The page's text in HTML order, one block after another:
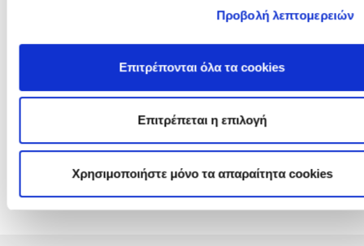
Προβολή λεπτομερειών
Επιτρέπονται όλα τα cookies
Επιτρέπεται η επιλογή
Χρησιμοποιήστε μόνο τα απαραίτητα cookies
Τεύχος: ΑΗΣ ΚΑΤΤΑΒΙΑΣ
Συμπληρώματα:
Προϋπολογισμός: € 5.400(χωρίς ΦΠΑ)
Διεύθυνση ΔΕΠΑΝ- ΔΙΕΥΘΥΝΣΗ ΠΑΡΑΓΩΓΗΣ
ΝΗΣΙΩΝ